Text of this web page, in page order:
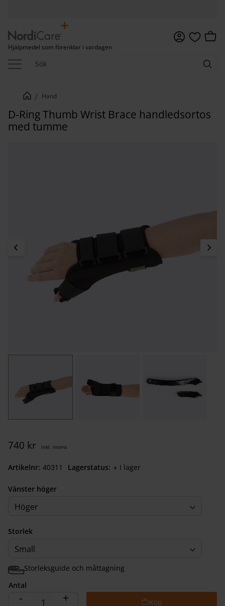
Hjälpmedel som förenklar i vardagen
Favoriter
Hand
D-Ring Thumb Wrist Brace handledsortos
med tumme
740 kr
Vänster höger
Höger
Storlek
Small
Storleksguide och måttagning
Antal
+
-
Lagerstatus I lager
Artikelnr 403112040